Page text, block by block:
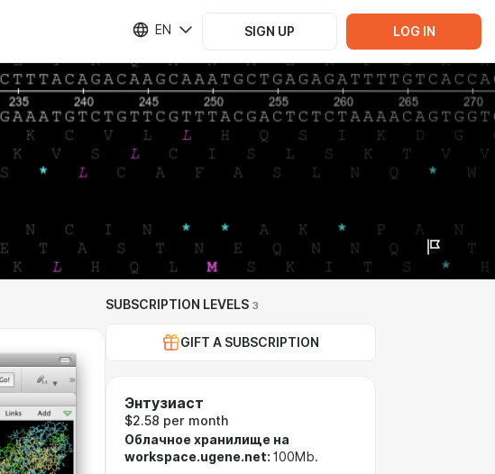
EN SIGN UP LOG IN
SUBSCRIPTION LEVELS 3
GIFT A SUBSCRIPTION
Энтузиаст
$2.58 per month
Облачное хранилище на
workspace.ugene.net: 100Mb.